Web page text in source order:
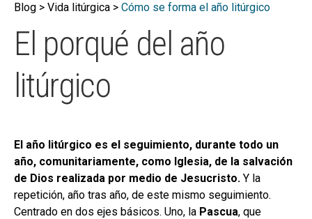
Blog > Vida litúrgica > Cómo se forma el año litúrgico
El porqué del año
litúrgico
El año litúrgico es el seguimiento, durante todo un
año, comunitariamente, como Iglesia, de la salvación
de Dios realizada por medio de Jesucristo. Y la
repetición, año tras año, de este mismo seguimiento.
Centrado en dos ejes básicos. Uno, la Pascua, que